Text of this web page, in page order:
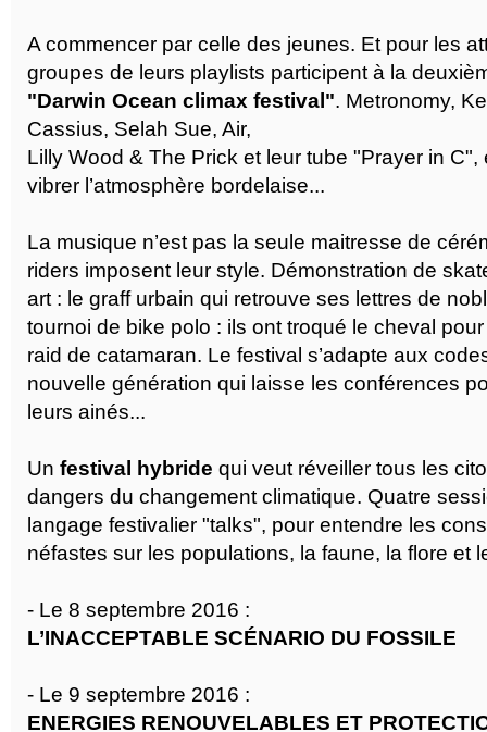
A commencer par celle des jeunes. Et pour les
groupes de leurs playlists participent à la
"Darwin Ocean climax festival". Metronomy,
Cassius, Selah Sue, Air,
Lilly Wood & The Prick et leur tube "Prayer in C",
vibrer l’atmosphère bordelaise...
La musique n’est pas la seule maitresse de
riders imposent leur style. Démonstration de
art : le graff urbain qui retrouve ses lettres de
tournoi de bike polo : ils ont troqué le cheval
raid de catamaran. Le festival s’adapte aux
nouvelle génération qui laisse les conférences
leurs ainés...
Un festival hybride qui veut réveiller tous les
dangers du changement climatique. Quatre
langage festivalier "talks", pour entendre les
néfastes sur les populations, la faune, la flore et
- Le 8 septembre 2016 :
L’INACCEPTABLE SCÉNARIO DU FOSSILE
- Le 9 septembre 2016 :
ENERGIES RENOUVELABLES ET